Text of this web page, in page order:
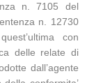
n. 7105 del
n. 12730
con
delle relate di
dall’agente